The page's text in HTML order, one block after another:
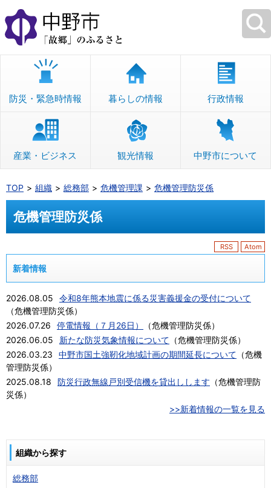
本
文
へ
移
防災・緊急時情報 暮らしの情報 行政情報
産業・ビジネス 観光情報 中野市について
TOP 組織 総務部 危機管理課 危機管理防災係
危機管理防災係
RSS Atom
新着情報
2026.08.05
令和8年熊本地震に係る災害義援金の受付について
（危機管理防災係）
2026.07.26
停電情報（７月26日） （危機管理防災係）
2026.06.05
新たな防災気象情報について （危機管理防災係）
2026.03.23
中野市国土強靭化地域計画の期間延長について （危機
管理防災係）
2025.08.18
防災行政無線戸別受信機を貸出しします （危機管理防
災係）
>>新着情報の一覧を見る
組織から探す
総務部